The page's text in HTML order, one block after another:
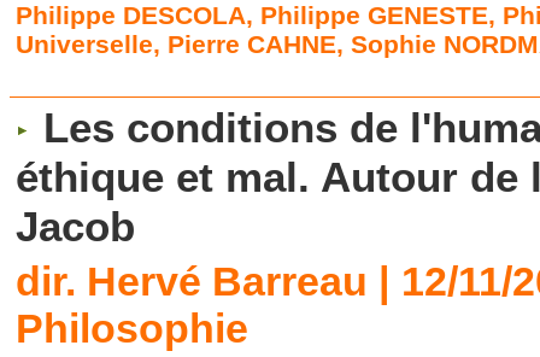
Philippe DESCOLA, Philippe GENESTE,
Universelle, Pierre CAHNE,Sophie
Les conditions de
éthique et mal. Autour
Jacob
dir. Hervé Barreau | 12/11/
Philosophie